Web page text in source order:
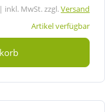
inkl. MwSt. zzgl.Versand
Artikel verfügbar